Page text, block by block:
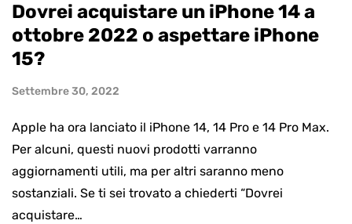
Dovrei acquistare un iPhone 14 a
ottobre 2022 o aspettare iPhone
15?
Settembre 30, 2022
Apple ha ora lanciato il iPhone 14, 14 Pro e 14 Pro Max.
Per alcuni, questi nuovi prodotti varranno
aggiornamenti utili, ma per altri saranno meno
sostanziali. Se ti sei trovato a chiederti “Dovrei
acquistare…